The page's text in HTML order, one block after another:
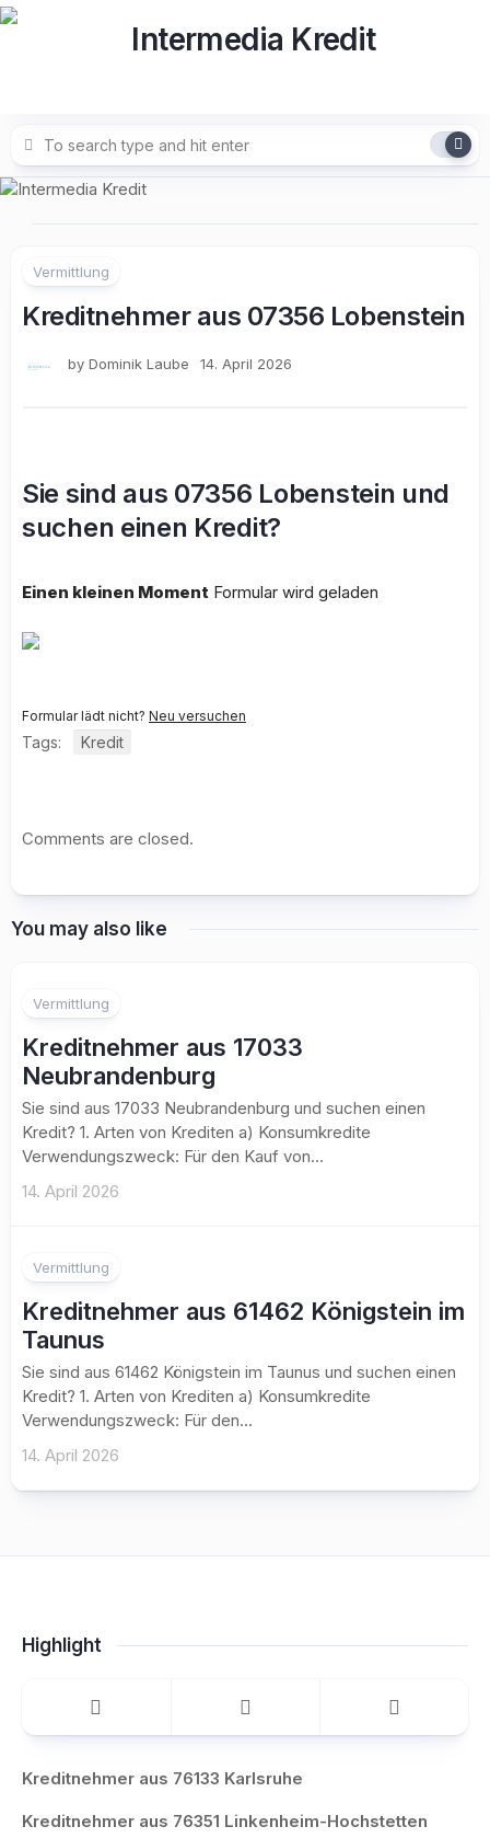
Skip
Vermittlung
Kreditnehmer aus 07356 Lobenstein
by Dominik Laube 14. April 2026
Sie sind aus 07356 Lobenstein und
suchen einen Kredit?
Einen kleinen Moment Formular wird geladen
Formular lädt nicht? Neu versuchen
Tags: Kredit
Comments are closed.
You may also like
Vermittlung
Kreditnehmer aus 17033
Neubrandenburg
Sie sind aus 17033 Neubrandenburg und suchen einen
Kredit? 1. Arten von Krediten a) Konsumkredite
Verwendungszweck: Für den Kauf von...
14. April 2026
Vermittlung
Kreditnehmer aus 61462 Königstein im
Taunus
Sie sind aus 61462 Königstein im Taunus und suchen einen
Kredit? 1. Arten von Krediten a) Konsumkredite
Verwendungszweck: Für den...
14. April 2026
Highlight
Kreditnehmer aus 76133 Karlsruhe
Kreditnehmer aus 76351 Linkenheim-Hochstetten